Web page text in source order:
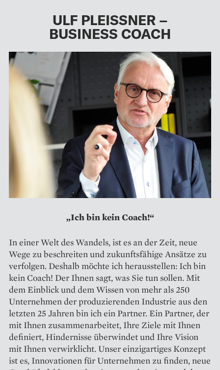
ULF PLEISSNER –
BUSINESS COACH
„Ich bin kein Coach!“
In einer Welt des Wandels, ist es an der Zeit, neue
Wege zu beschreiten und zukunftsfähige Ansätze zu
verfolgen. Deshalb möchte ich herausstellen: Ich bin
kein Coach! Der Ihnen sagt, was Sie tun sollen. Mit
dem Einblick und dem Wissen von mehr als 250
Unternehmen der produzierenden Industrie aus den
letzten 25 Jahren bin ich ein Partner. Ein Partner, der
mit Ihnen zusammenarbeitet, Ihre Ziele mit Ihnen
definiert, Hindernisse überwindet und Ihre Vision
mit Ihnen verwirklicht. Unser einzigartiges Konzept
ist es, Innovationen für Unternehmen zu finden, neue